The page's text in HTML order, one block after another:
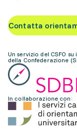
Contatta
Un servizio del CSFO
della Confederazione
In collaborazione con: